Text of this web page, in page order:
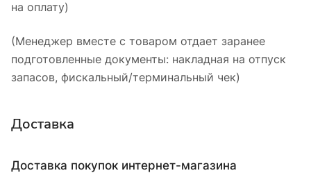
на оплату)
(Менеджер вместе с товаром отдает заранее
подготовленные документы: накладная на отпуск
запасов, фискальный/терминальный чек)
Доставка
Доставка покупок интернет-магазина